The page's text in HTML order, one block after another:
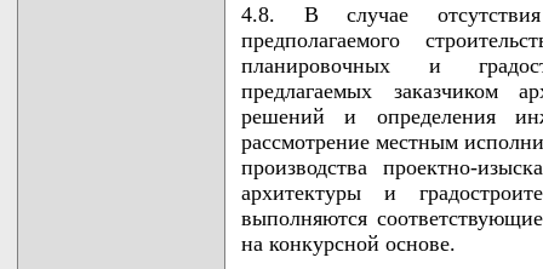
4.8. В случае
предполагаемого
планировочных и
предлагаемых заказчиком
решений и определения
рассмотрение местным
производства проектно-
архитектуры и
выполняются
на конкурсной основе.